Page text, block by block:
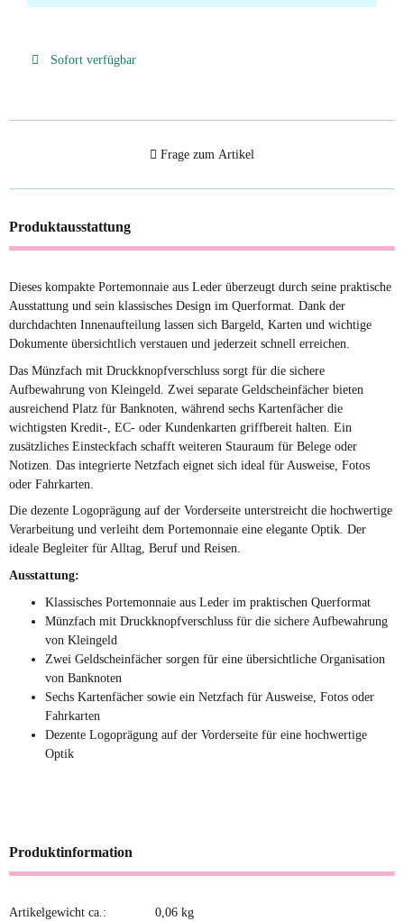
Sofort verfügbar
Frage zum Artikel
Produktausstattung
Dieses kompakte Portemonnaie aus Leder überzeugt durch seine praktische
Ausstattung und sein klassisches Design im Querformat. Dank der
durchdachten Innenaufteilung lassen sich Bargeld, Karten und wichtige
Dokumente übersichtlich verstauen und jederzeit schnell erreichen.
Das Münzfach mit Druckknopfverschluss sorgt für die sichere
Aufbewahrung von Kleingeld. Zwei separate Geldscheinfächer bieten
ausreichend Platz für Banknoten, während sechs Kartenfächer die
wichtigsten Kredit-, EC- oder Kundenkarten griffbereit halten. Ein
zusätzliches Einsteckfach schafft weiteren Stauraum für Belege oder
Notizen. Das integrierte Netzfach eignet sich ideal für Ausweise, Fotos
oder Fahrkarten.
Die dezente Logoprägung auf der Vorderseite unterstreicht die hochwertige
Verarbeitung und verleiht dem Portemonnaie eine elegante Optik. Der
ideale Begleiter für Alltag, Beruf und Reisen.
Ausstattung:
Klassisches Portemonnaie aus Leder im praktischen Querformat
Münzfach mit Druckknopfverschluss für die sichere Aufbewahrung
von Kleingeld
Zwei Geldscheinfächer sorgen für eine übersichtliche Organisation
von Banknoten
Sechs Kartenfächer sowie ein Netzfach für Ausweise, Fotos oder
Fahrkarten
Dezente Logoprägung auf der Vorderseite für eine hochwertige
Optik
Produktinformation
Artikelgewicht ca.: 0,06 kg